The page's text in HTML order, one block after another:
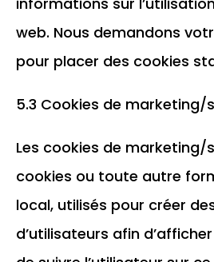
web. Nous demandons
pour placer des cookies
5.3 Cookies de marketing/
Les cookies de marketing/
cookies ou toute autre
local, utilisés pour créer
d’utilisateurs afin